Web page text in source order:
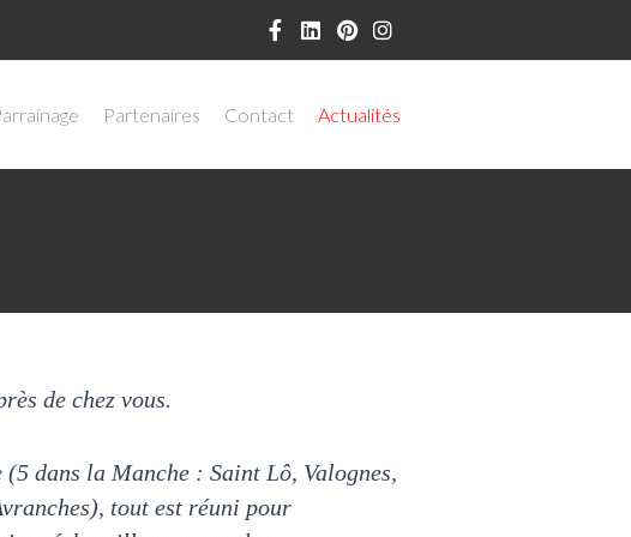
Partenaires Contact Actualités
de chez vous.
(5 dans la Manche : Saint Lô, Valognes,
tout est réuni pour